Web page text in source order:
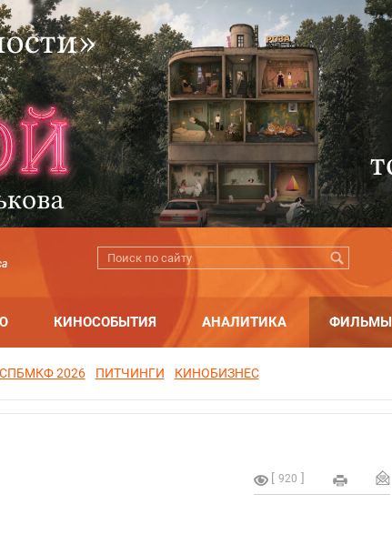
КИНОСОБЫТИЯ АНАЛИТИКА ФИЛЬМЫ
СПБМКФ 2026 ПИТЧИНГИ КИНОБИЗНЕС
920